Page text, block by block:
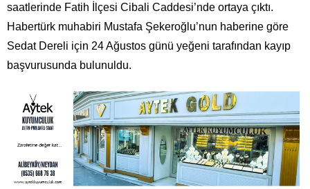
saatlerinde Fatih İlçesi Cibali Caddesi’nde ortaya çıktı.
Habertürk muhabiri Mustafa Şekeroğlu’nun haberine göre
Sedat Dereli için 24 Ağustos günü yeğeni tarafından kayıp
başvurusunda bulunuldu.